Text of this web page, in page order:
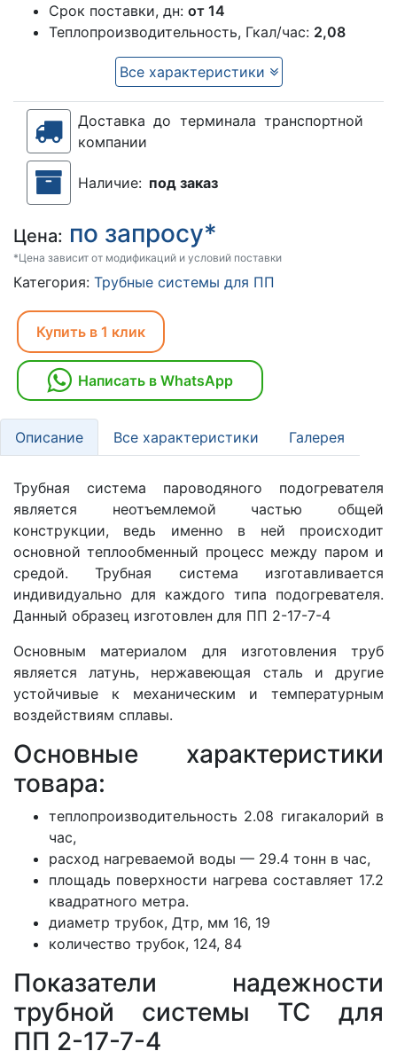
Срок поставки, дн: от 14
Теплопроизводительность, Гкал/час: 2,08
Все характеристики
Доставка до терминала транспортной
компании
Наличие: под заказ
Цена: по запросу*
*Цена зависит от модификаций и условий поставки
Категория: Трубные системы для ПП
Купить в 1 клик
Написать в WhatsApp
Описание Все характеристики Галерея
Трубная система пароводяного подогревателя
является неотъемлемой частью общей
конструкции, ведь именно в ней происходит
основной теплообменный процесс между паром и
средой. Трубная система изготавливается
индивидуально для каждого типа подогревателя.
Данный образец изготовлен для ПП 2-17-7-4
Основным материалом для изготовления труб
является латунь, нержавеющая сталь и другие
устойчивые к механическим и температурным
воздействиям сплавы.
Основные характеристики
товара:
теплопроизводительность 2.08 гигакалорий в
час,
расход нагреваемой воды — 29.4 тонн в час,
площадь поверхности нагрева составляет 17.2
квадратного метра.
диаметр трубок, Дтр, мм 16, 19
количество трубок, 124, 84
Показатели надежности
трубной системы ТС для
ПП 2-17-7-4